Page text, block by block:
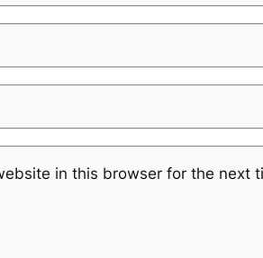
in this browser for the next